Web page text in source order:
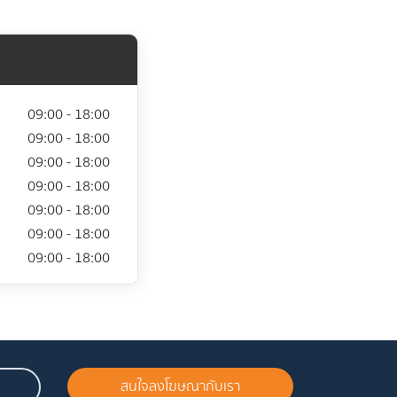
09:00 - 18:00
09:00 - 18:00
09:00 - 18:00
09:00 - 18:00
09:00 - 18:00
09:00 - 18:00
09:00 - 18:00
สนใจลงโฆษณากับเรา